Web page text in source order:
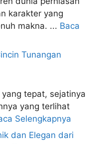
karakter yang
makna. ... Baca
Tunangan
tepat, sejatinya
yang terlihat
Selengkapnya
dan Elegan dari